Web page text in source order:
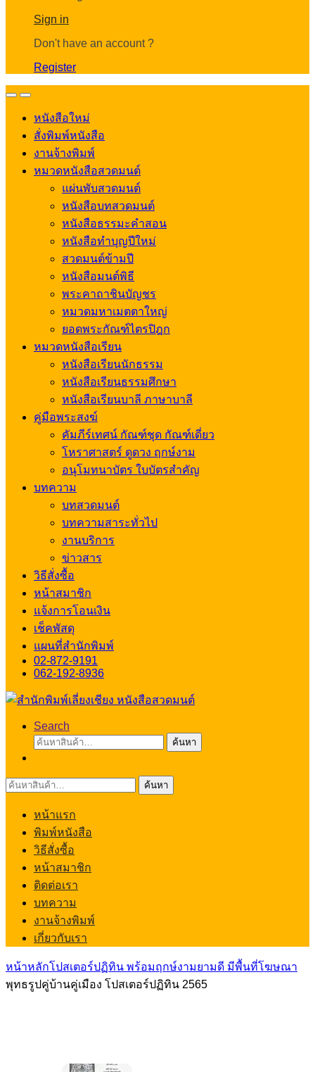
Sign in
Don't have an account ?
Register
OpenClose
หนังสือใหม่
สั่งพิมพ์หนังสือ
งานจ้างพิมพ์
หมวดหนังสือสวดมนต์
แผ่นพับสวดมนต์
หนังสือบทสวดมนต์
หนังสือธรรมะคำสอน
หนังสือทำบุญปีใหม่
สวดมนต์ข้ามปี
หนังสือมนต์พิธี
พระคาถาชินบัญชร
หมวดมหาเมตตาใหญ่
ยอดพระกัณฑ์ไตรปิฎก
หมวดหนังสือเรียน
หนังสือเรียนนักธรรม
หนังสือเรียนธรรมศึกษา
หนังสือเรียนบาลี ภาษาบาลี
คู่มือพระสงฆ์
คัมภีร์เทศน์ กัณฑ์ชุด กัณฑ์เดี่ยว
โหราศาสตร์ ดูดวง ฤกษ์งาม
อนุโมทนาบัตร ใบบัตรสำคัญ
บทความ
บทสวดมนต์
บทความสาระทั่วไป
งานบริการ
ข่าวสาร
วิธีสั่งซื้อ
หน้าสมาชิก
แจ้งการโอนเงิน
เช็คพัสดุ
แผนที่สำนักพิมพ์
02-872-9191
062-192-8936
Search
ค้นหา:
ค้นหา
ค้นหา: ค้นหา
หน้าแรก
พิมพ์หนังสือ
วิธีสั่งซื้อ
หน้าสมาชิก
ติดต่อเรา
บทความ
งานจ้างพิมพ์
เกี่ยวกับเรา
หน้าหลักโปสเตอร์ปฏิทิน พร้อมฤกษ์งามยามดี มีพื้นที่โฆษณา
พุทธรูปคู่บ้านคู่เมือง โปสเตอร์ปฏิทิน 2565